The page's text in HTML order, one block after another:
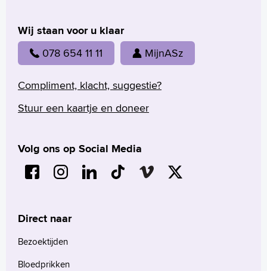
Français
Polski
Türkçe
Arabisch
Wij staan voor u klaar
078 654 11 11 MijnASz
Compliment, klacht, suggestie?
Stuur een kaartje en doneer
Volg ons op Social Media
Direct naar
Bezoektijden
Bloedprikken